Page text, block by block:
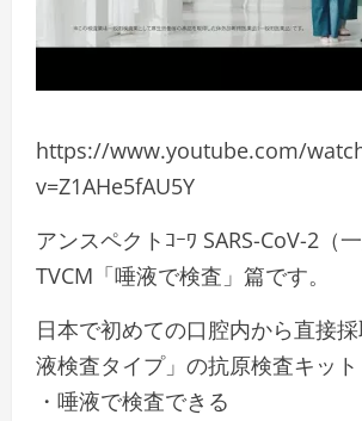
https://www.youtube.com/
v=Z1AHe5fAU5Y
アンスペクトｺｰﾜ SARS-CoV-2（
TVCM「唾液で検査」篇です。
日本で初めての口腔内から直接
液検査タイプ」の抗原検査キット
・唾液で検査できる